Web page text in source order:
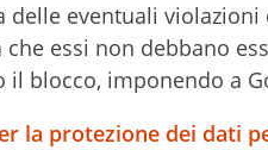
eventuali
essi non debbano
il blocco, imponendo a
la protezione dei dati